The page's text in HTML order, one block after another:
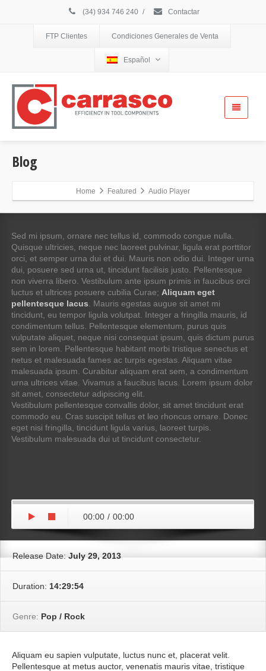
(34) 934 746 240 / Contactar
FTP Clientes Condiciones Generales de Venta
Español
Blog
Home Featured Audio Player
Sed mi ipsum, ornare nec tellus id, commodo congue nulla.
Quisque ultricies, neque nec laoreet pulvinar, ligula erat porttitor
orci, et semper urna dui et dui. Mauris non odio dui. Integer urna
dui, posuere sed urna ut, tincidunt facilisis justo. Pellentesque
non viverra libero. Vestibulum ante ipsum primis in faucibus orci
luctus et ultrices posuere cubilia Curae; Aliquam eget
pellentesque lacus. Mauris egestas augue sit amet mi
tincidunt, eu tempor ligula volutpat. Integer a fringilla mauris, id
condimentum tellus. Pellentesque elementum, purus quis
vulputate aliquet, neque nisi consequat ipsum, quis dictum purus
sem in lorem. Pellentesque habitant morbi tristique senectus et
netus et malesuada fames ac turpis egestas. Aliquam vitae
malesuada ipsum. Curabitur aliquam erat sem, a condimentum
urna ultrices vitae. Vivamus a faucibus lacus. Lorem ipsum dolor
sit amet, consectetur adipiscing elit.
Vestibulum pellentesque convallis dolor, sit amet tincidunt erat
commodo eu. Cras suscipit tellus et leo rhoncus ornare. Donec
eget nisi fringilla, tincidunt ligula varius, laoreet turpis.
Vestibulum malesuada dui ut tincidunt consectetur.
00:00 / 00:00
Release Date: July 29, 2013
Duration: 14:29:54
Genre: Pop / Rock
Aliquam eu sapien vulputate, luctus nunc et, placerat velit.
Pellentesque at metus auctor, venenatis mauris vitae, tristique